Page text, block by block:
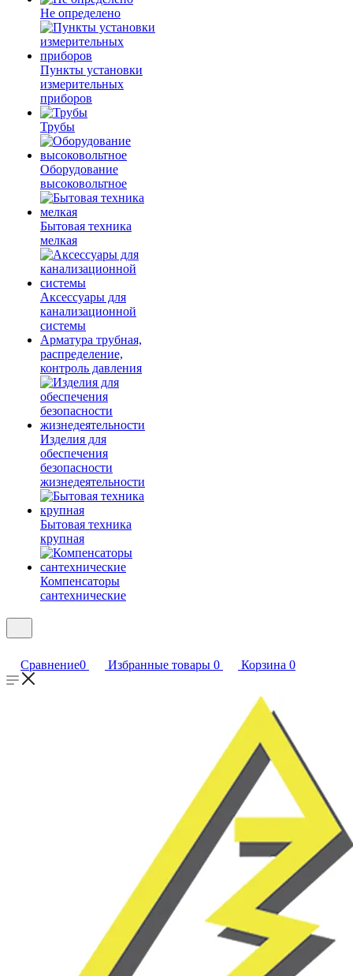
Не определено
Пункты установки
измерительных
приборов
Трубы
Оборудование
высоковольтное
Бытовая техника
мелкая
Аксессуары для
канализационной
системы
Арматура трубная,
распределение,
контроль давления
Изделия для
обеспечения
безопасности
жизнедеятельности
Бытовая техника
крупная
Компенсаторы
сантехнические
Сравнение0 Избранные товары 0 Корзина 0